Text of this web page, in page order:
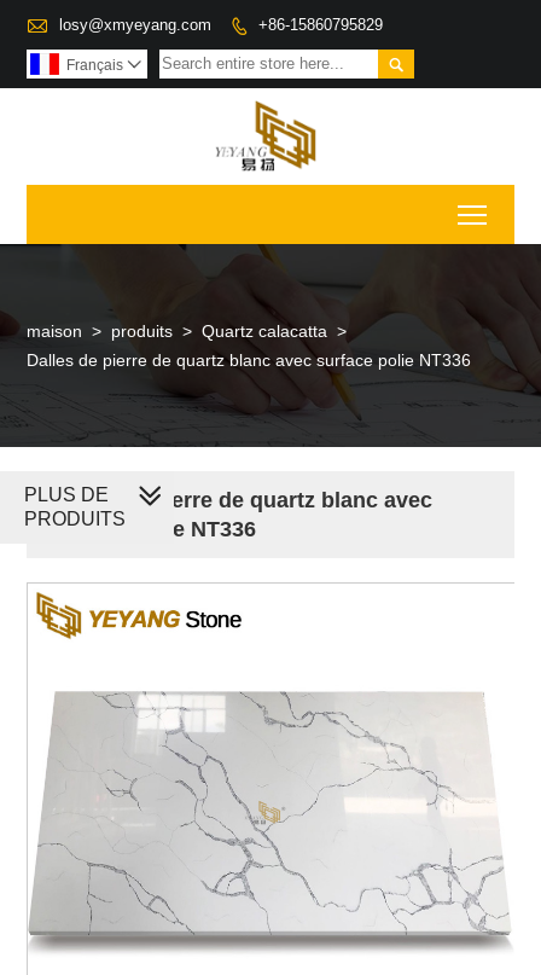
 losy@xmyeyang.com  +86-15860795829

Français 
maison > produits > Quartz calacatta >
Dalles de pierre de quartz blanc avec surface polie NT336
Dalles de pierre de quartz blanc avec
surface polie NT336
PLUS DE
PRODUITS